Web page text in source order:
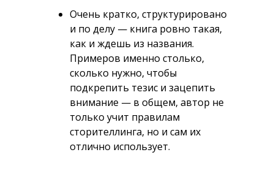
Очень кратко, структурировано
и по делу — книга ровно такая,
как и ждешь из названия.
Примеров именно столько,
сколько нужно, чтобы
подкрепить тезис и зацепить
внимание — в общем, автор не
только учит правилам
сторителлинга, но и сам их
отлично использует.